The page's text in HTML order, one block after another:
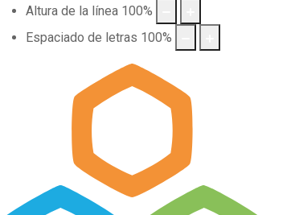
Altura de la línea 100%
Espaciado de letras 100%